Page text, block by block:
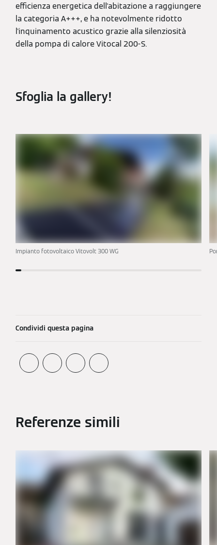
efficienza energetica dell'abitazione a raggiungere
la categoria A+++, e ha notevolmente ridotto
l'inquinamento acustico grazie alla silenziosità
della pompa di calore Vitocal 200-S.
Sfoglia la gallery!
Impianto fotovoltaico Vitovolt 300 WG
Condividi questa pagina
Referenze simili